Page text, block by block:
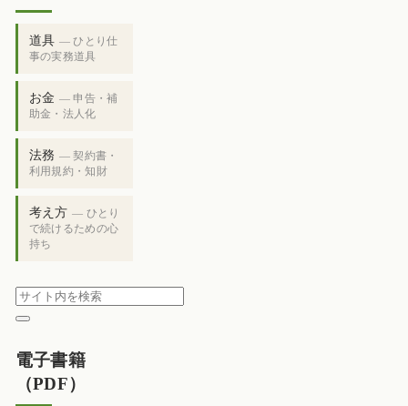
道具 — ひとり仕
事の実務道具
お金 — 申告・補
助金・法人化
法務 — 契約書・
利用規約・知財
考え方 — ひとり
で続けるための心
持ち
電子書籍
（PDF）